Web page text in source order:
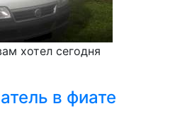
хотел сегодня
в фиате